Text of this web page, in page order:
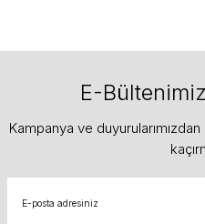
E-
Kampanya ve